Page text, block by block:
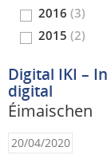
2016 (3)
2015 (2)
Digital IKI –
digital
Éimaischen
20/04/2020